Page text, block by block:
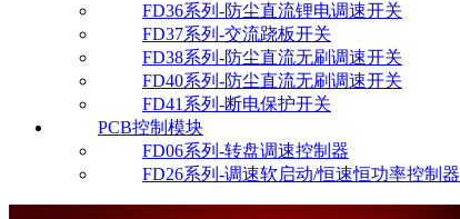
FD36系列-防尘直流锂电调速开关
FD37系列-交流跷板开关
FD38系列-防尘直流无刷调速开关
FD40系列-防尘直流无刷调速开关
FD41系列-断电保护开关
PCB控制模块
FD06系列-转盘调速控制器
FD26系列-调速软启动/恒速恒功率控制器